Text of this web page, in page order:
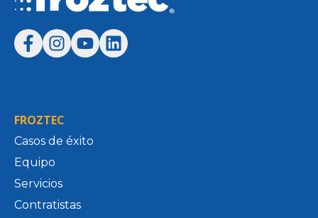
FROZTEC
Casos de éxito
Equipo
Servicios
Contratistas